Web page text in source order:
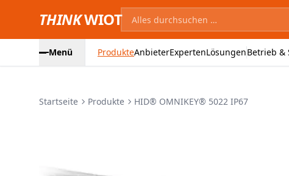
THINKWIOT
Menü ProdukteAnbieterExpertenLösungenBetrieb &
Startseite Produkte HID® OMNIKEY® 5022 IP67